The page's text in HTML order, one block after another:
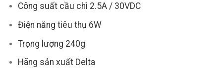
Công suất cầu chì 2.5A / 30VDC
Điện năng tiêu thụ 6W
Trọng lượng 240g
Hãng sản xuất Delta